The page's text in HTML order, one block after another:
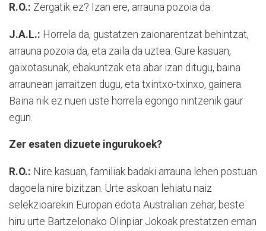
R.O.: Zergatik ez? Izan ere, arrauna pozoia da.
J.A.L.: Horrela da, gustatzen zaionarentzat behintzat,
arrauna pozoia da, eta zaila da uztea. Gure kasuan,
gaixotasunak, ebakuntzak eta abar izan ditugu, baina
arraunean jarraitzen dugu, eta txintxo-txinxo, gainera.
Baina nik ez nuen uste horrela egongo nintzenik gaur
egun.
Zer esaten dizuete ingurukoek?
R.O.: Nire kasuan, familiak badaki arrauna lehen postuan
dagoela nire bizitzan. Urte askoan lehiatu naiz
selekzioarekin Europan edota Australian zehar, beste
hiru urte Bartzelonako Olinpiar Jokoak prestatzen eman